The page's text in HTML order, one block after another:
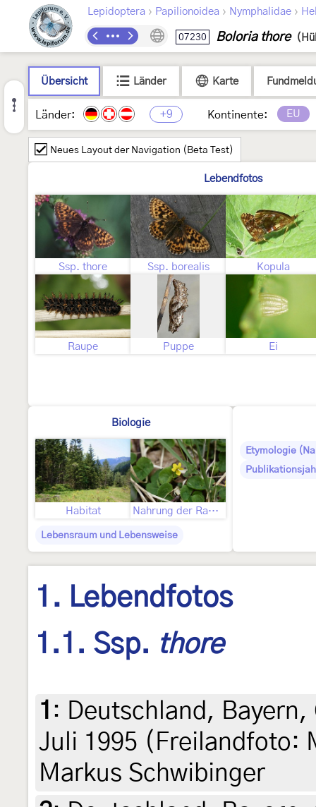
Lepidoptera › Papilionoidea › Nymphalidae ›
07230 Boloria thore
Übersicht Länder Karte
Länder: +9 Kontinente: EU
Neues Layout der Navigation (Beta Test)
Lebendfotos
Ssp. thore Ssp. borealis Kopula
Raupe Puppe Ei
Biologie
Habitat Nahrung der Raupe
Lebensraum und Lebensweise
Etymologie
1. Lebendfotos
1.1. Ssp. thore
1 : Deutschland,
Juli 1995 (Freilandfoto:
Markus Schwibinger